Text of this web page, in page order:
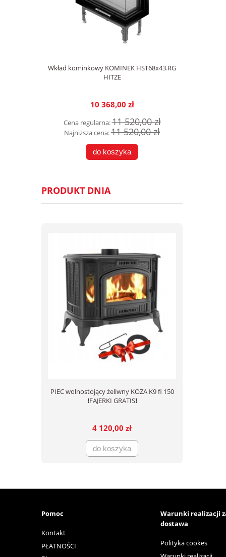
Wkład kominkowy KOMINEK HST68x43.RG
HITZE
10 368,00 zł
Cena regularna:11 520,00 zł
Najniższa cena:11 520,00 zł
do koszyka
PRODUKT DNIA
PIEC wolnostojący żeliwny KOZA K9 fi 150
❗FAJERKI GRATIS❗
4 120,00 zł
do koszyka
Pomoc
Kontakt
PŁATNOŚCI
Warunki realizacji
dostawa
Polityka cookes